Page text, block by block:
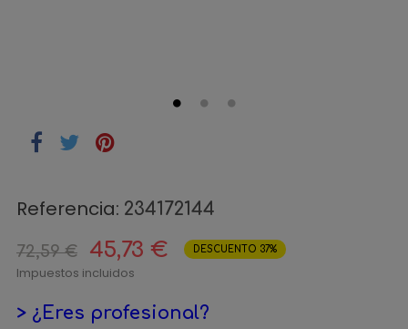
Referencia: 234172144
72,59 € 45,73 € DESCUENTO 37%
Impuestos incluidos
> ¿Eres profesional?